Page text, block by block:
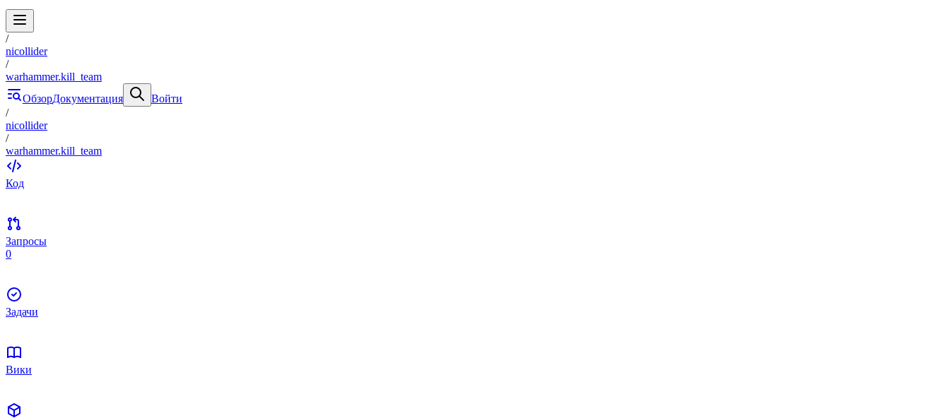
/
nicollider
/
warhammer.kill_team
ОбзорДокументация
Войти
/
nicollider
/
warhammer.kill_team
Код
Запросы
0
Задачи
Вики